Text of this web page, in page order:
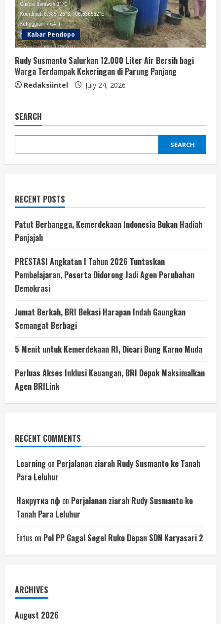
Kabar Pendopo
Rudy Susmanto Salurkan 12.000 Liter Air Bersih bagi
Warga Terdampak Kekeringan di Parung Panjang
Redaksiintel July 24, 2026
SEARCH
SEARCH
RECENT POSTS
Patut Berbangga, Kemerdekaan Indonesia Bukan Hadiah
Penjajah
PRESTASI Angkatan I Tahun 2026 Tuntaskan
Pembelajaran, Peserta Didorong Jadi Agen Perubahan
Demokrasi
Jumat Berkah, BRI Bekasi Harapan Indah Gaungkan
Semangat Berbagi
5 Menit untuk Kemerdekaan RI, Dicari Bung Karno Muda
Perluas Akses Inklusi Keuangan, BRI Depok Maksimalkan
Agen BRILink
RECENT COMMENTS
Learning on Perjalanan ziarah Rudy Susmanto ke Tanah
Para Leluhur
Накрутка пф on Perjalanan ziarah Rudy Susmanto ke
Tanah Para Leluhur
Entus on Pol PP Gagal Segel Ruko Depan SDN Karyasari 2
ARCHIVES
August 2026